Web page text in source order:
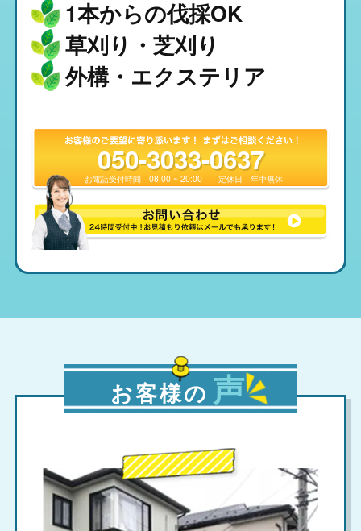
1本からの伐採OK
草刈り・芝刈り
外構・エクステリア
050-3033-0637
お電話受付時間08:00 ~ 20:00 定休日年中無休
お客様の 声